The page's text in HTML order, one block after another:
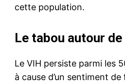
cette population.
Le tabou autour
Le VIH persiste parmi les
à cause d’un sentiment